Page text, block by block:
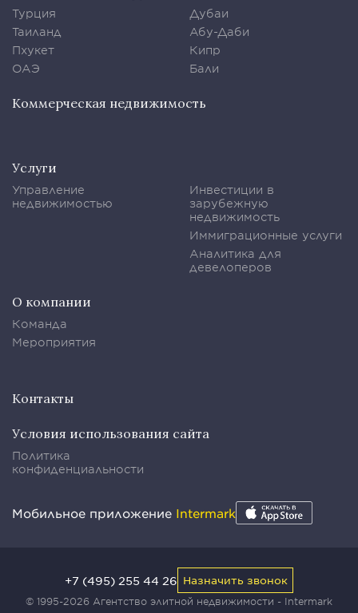
Турция
Таиланд
Пхукет
ОАЭ
Дубаи
Абу-Даби
Кипр
Бали
Коммерческая недвижимость
Услуги
Управление
недвижимостью
Инвестиции в
зарубежную
недвижимость
Иммиграционные услуги
Аналитика для
девелоперов
О компании
Команда
Мероприятия
Контакты
Условия использования сайта
Политика
конфиденциальности
Мобильное приложение Intermark
© 1995-2026 Агентство элитной недвижимости - Intermark
+7 (495) 255 44 26 Назначить звонок